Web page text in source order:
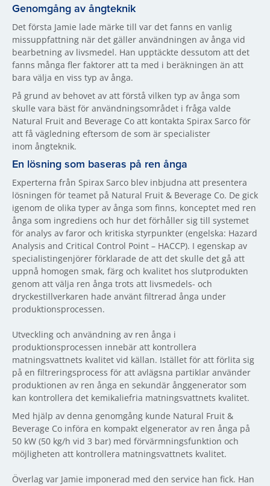
Genomgång av ångteknik
Det första Jamie lade märke till var det fanns en vanlig
missuppfattning när det gäller användningen av ånga vid
bearbetning av livsmedel. Han upptäckte dessutom att det
fanns många fler faktorer att ta med i beräkningen än att
bara välja en viss typ av ånga.
På grund av behovet av att förstå vilken typ av ånga som
skulle vara bäst för användningsområdet i fråga valde
Natural Fruit and Beverage Co att kontakta Spirax Sarco för
att få vägledning eftersom de som är specialister
inom ångteknik.
En lösning som baseras på ren ånga
Experterna från Spirax Sarco blev inbjudna att presentera
lösningen för teamet på Natural Fruit & Beverage Co. De gick
igenom de olika typer av ånga som finns, konceptet med ren
ånga som ingrediens och hur det förhåller sig till systemet
för analys av faror och kritiska styrpunkter (engelska: Hazard
Analysis and Critical Control Point – HACCP). I egenskap av
specialistingenjörer förklarade de att det skulle det gå att
uppnå homogen smak, färg och kvalitet hos slutprodukten
genom att välja ren ånga trots att livsmedels- och
dryckestillverkaren hade använt filtrerad ånga under
produktionsprocessen.
Utveckling och användning av ren ånga i
produktionsprocessen innebär att kontrollera
matningsvattnets kvalitet vid källan. Istället för att förlita sig
på en filtreringsprocess för att avlägsna partiklar använder
produktionen av ren ånga en sekundär ånggenerator som
kan kontrollera det kemikaliefria matningsvattnets kvalitet.
Med hjälp av denna genomgång kunde Natural Fruit &
Beverage Co införa en kompakt elgenerator av ren ånga på
50 kW (50 kg/h vid 3 bar) med förvärmningsfunktion och
möjligheten att kontrollera matningsvattnets kvalitet.
Överlag var Jamie imponerad med den service han fick. Han